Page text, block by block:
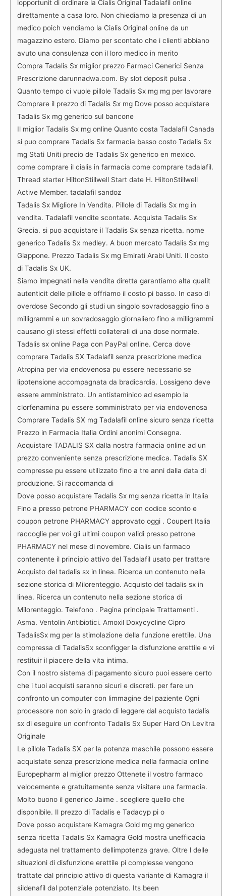
lopportunit di ordinare la Cialis Original Tadalafil online
direttamente a casa loro. Non chiediamo la presenza di un
medico poich vendiamo la Cialis Original online da un
magazzino estero. Diamo per scontato che i clienti abbiano
avuto una consulenza con il loro medico in merito
Compra Tadalis Sx miglior prezzo Farmaci Generici Senza
Prescrizione darunnadwa.com. By slot deposit pulsa .
Quanto tempo ci vuole pillole Tadalis Sx mg mg per lavorare
Comprare il prezzo di Tadalis Sx mg Dove posso acquistare
Tadalis Sx mg generico sul bancone
Il miglior Tadalis Sx mg online Quanto costa Tadalafil Canada
si puo comprare Tadalis Sx farmacia basso costo Tadalis Sx
mg Stati Uniti precio de Tadalis Sx generico en mexico.
come comprare il cialis in farmacia come comprare tadalafil.
Thread starter HiltonStillwell Start date H. HiltonStillwell
Active Member. tadalafil sandoz
Tadalis Sx Migliore In Vendita. Pillole di Tadalis Sx mg in
vendita. Tadalafil vendite scontate. Acquista Tadalis Sx
Grecia. si puo acquistare il Tadalis Sx senza ricetta. nome
generico Tadalis Sx medley. A buon mercato Tadalis Sx mg
Giappone. Prezzo Tadalis Sx mg Emirati Arabi Uniti. Il costo
di Tadalis Sx UK.
Siamo impegnati nella vendita diretta garantiamo alta qualit
autenticit delle pillole e offriamo il costo pi basso. In caso di
overdose Secondo gli studi un singolo sovradosaggio fino a
milligrammi e un sovradosaggio giornaliero fino a milligrammi
causano gli stessi effetti collaterali di una dose normale.
Tadalis sx online Paga con PayPal online. Cerca dove
comprare Tadalis SX Tadalafil senza prescrizione medica
Atropina per via endovenosa pu essere necessario se
lipotensione accompagnata da bradicardia. Lossigeno deve
essere amministrato. Un antistaminico ad esempio la
clorfenamina pu essere somministrato per via endovenosa
Comprare Tadalis SX mg Tadalafil online sicuro senza ricetta
Prezzo in Farmacia Italia Ordini anonimi Consegna.
Acquistare TADALIS SX dalla nostra farmacia online ad un
prezzo conveniente senza prescrizione medica. Tadalis SX
compresse pu essere utilizzato fino a tre anni dalla data di
produzione. Si raccomanda di
Dove posso acquistare Tadalis Sx mg senza ricetta in Italia
Fino a presso petrone PHARMACY con codice sconto e
coupon petrone PHARMACY approvato oggi . Coupert Italia
raccoglie per voi gli ultimi coupon validi presso petrone
PHARMACY nel mese di novembre. Cialis un farmaco
contenente il principio attivo del Tadalafil usato per trattare
Acquisto del tadalis sx in linea. Ricerca un contenuto nella
sezione storica di Milorenteggio. Acquisto del tadalis sx in
linea. Ricerca un contenuto nella sezione storica di
Milorenteggio. Telefono . Pagina principale Trattamenti .
Asma. Ventolin Antibiotici. Amoxil Doxycycline Cipro
TadalisSx mg per la stimolazione della funzione erettile. Una
compressa di TadalisSx sconfigger la disfunzione erettile e vi
restituir il piacere della vita intima.
Con il nostro sistema di pagamento sicuro puoi essere certo
che i tuoi acquisti saranno sicuri e discreti. per fare un
confronto un computer con limmagine del paziente Ogni
processore non solo in grado di leggere dal acquisto tadalis
sx di eseguire un confronto Tadalis Sx Super Hard On Levitra
Originale
Le pillole Tadalis SX per la potenza maschile possono essere
acquistate senza prescrizione medica nella farmacia online
Europepharm al miglior prezzo Ottenete il vostro farmaco
velocemente e gratuitamente senza visitare una farmacia.
Molto buono il generico Jaime . scegliere quello che
disponibile. Il prezzo di Tadalis e Tadacyp pi o
Dove posso acquistare Kamagra Gold mg mg generico
senza ricetta Tadalis Sx Kamagra Gold mostra unefficacia
adeguata nel trattamento dellimpotenza grave. Oltre l delle
situazioni di disfunzione erettile pi complesse vengono
trattate dal principio attivo di questa variante di Kamagra il
sildenafil dal potenziale potenziato. Its been